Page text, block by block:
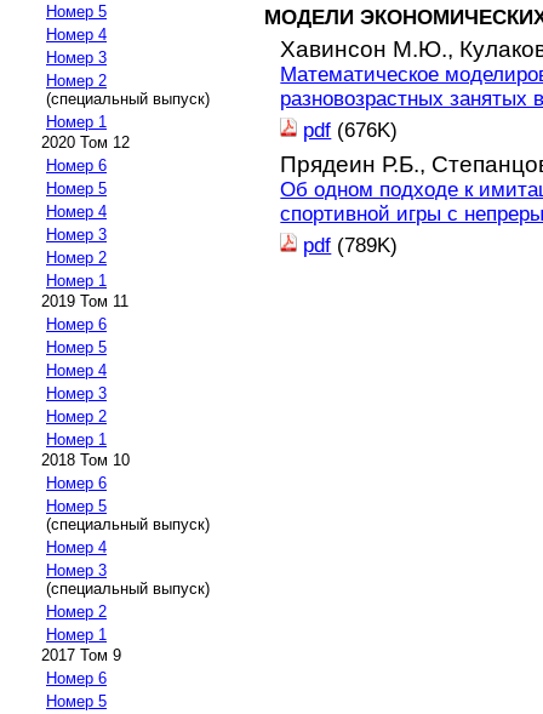
Номер 5
Номер 4
Номер 3
Номер 2
(специальный выпуск)
Номер 1
2020 Том 12
Номер 6
Номер 5
Номер 4
Номер 3
Номер 2
Номер 1
2019 Том 11
Номер 6
Номер 5
Номер 4
Номер 3
Номер 2
Номер 1
2018 Том 10
Номер 6
Номер 5
(специальный выпуск)
Номер 4
Номер 3
(специальный выпуск)
Номер 2
Номер 1
2017 Том 9
Номер 6
Номер 5
МОДЕЛИ
Хавинсон М.Ю.,
Математическое
разновозрастных занятых
pdf (676K)
Прядеин Р.Б.,
Об одном подходе к
спортивной игры с
pdf (789K)